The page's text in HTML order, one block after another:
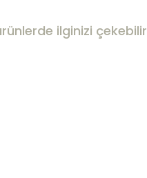
ilginizi çekebilir